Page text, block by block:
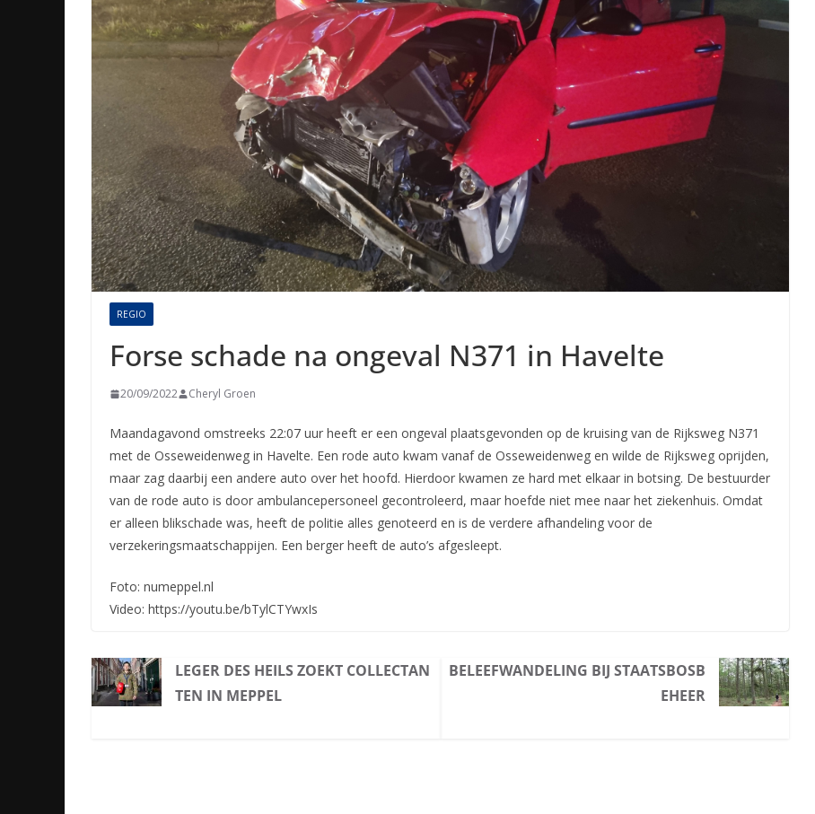
REGIO
Forse schade na ongeval N371 in Havelte
20/09/2022 Cheryl Groen
Maandagavond omstreeks 22:07 uur heeft er een ongeval plaatsgevonden op de kruising van de Rijksweg N371
met de Osseweidenweg in Havelte. Een rode auto kwam vanaf de Osseweidenweg en wilde de Rijksweg oprijden,
maar zag daarbij een andere auto over het hoofd. Hierdoor kwamen ze hard met elkaar in botsing. De bestuurder
van de rode auto is door ambulancepersoneel gecontroleerd, maar hoefde niet mee naar het ziekenhuis. Omdat
er alleen blikschade was, heeft de politie alles genoteerd en is de verdere afhandeling voor de
verzekeringsmaatschappijen. Een berger heeft de auto’s afgesleept.
Foto: numeppel.nl
Video: https://youtu.be/bTylCTYwxIs
LEGER DES HEILS ZOEKT COLLECTAN
TEN IN MEPPEL
BELEEFWANDELING BIJ STAATSBOSB
EHEER